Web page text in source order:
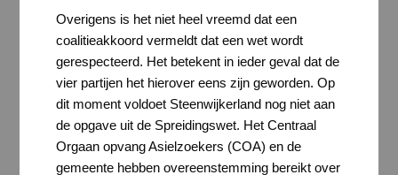
Overigens is het niet heel vreemd dat een
coalitieakkoord vermeldt dat een wet wordt
gerespecteerd. Het betekent in ieder geval dat de
vier partijen het hierover eens zijn geworden. Op
dit moment voldoet Steenwijkerland nog niet aan
de opgave uit de Spreidingswet. Het Centraal
Orgaan opvang Asielzoekers (COA) en de
gemeente hebben overeenstemming bereikt over